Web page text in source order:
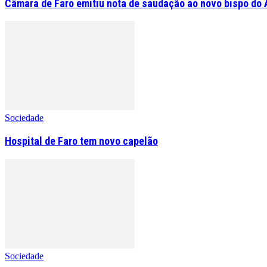
Câmara de Faro emitiu nota de saudação ao novo bispo do
Sociedade
Hospital de Faro tem novo capelão
Sociedade